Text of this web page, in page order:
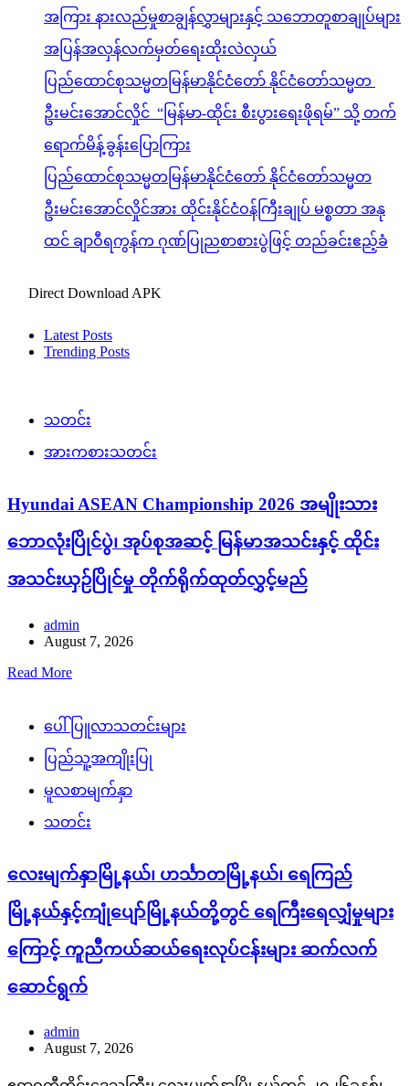
အကြား နားလည်မှုစာချွန်လွှာများနှင့် သဘောတူစာချုပ်များ
အပြန်အလှန်လက်မှတ်ရေးထိုးလဲလှယ်
ပြည်ထောင်စုသမ္မတမြန်မာနိုင်ငံတော် နိုင်ငံတော်သမ္မတ
ဦးမင်းအောင်လှိုင် “မြန်မာ-ထိုင်း စီးပွားရေးဖိုရမ်” သို့ တက်
ရောက်မိန့်ခွန်းပြောကြား
ပြည်ထောင်စုသမ္မတမြန်မာနိုင်ငံတော် နိုင်ငံတော်သမ္မတ
ဦးမင်းအောင်လှိုင်အား ထိုင်းနိုင်ငံဝန်ကြီးချုပ် မစ္စတာ အနု
ထင် ချာဝီရကွန်က ဂုဏ်ပြုညစာစားပွဲဖြင့် တည်ခင်းဧည့်ခံ
Direct Download APK
Latest Posts
Trending Posts
သတင်း
အားကစားသတင်း
Hyundai ASEAN Championship 2026 အမျိုးသား
ဘောလုံးပြိုင်ပွဲ၊ အုပ်စုအဆင့် မြန်မာအသင်းနှင့် ထိုင်း
အသင်းယှဉ်ပြိုင်မှု တိုက်ရိုက်ထုတ်လွှင့်မည်
admin
August 7, 2026
Read More
ပေါ်ပြူလာသတင်းများ
ပြည်သူ့အကျိုးပြု
မူလစာမျက်နှာ
သတင်း
လေးမျက်နှာမြို့နယ်၊ ဟင်္သာတမြို့နယ်၊ ရေကြည်
မြို့နယ်နှင့်ကျုံပျော်မြို့နယ်တို့တွင် ရေကြီးရေလျှံမှုများ
ကြောင့် ကူညီကယ်ဆယ်ရေးလုပ်ငန်းများ ဆက်လက်
ဆောင်ရွက်
admin
August 7, 2026